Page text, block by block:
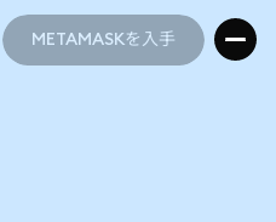
METAMASKを入手